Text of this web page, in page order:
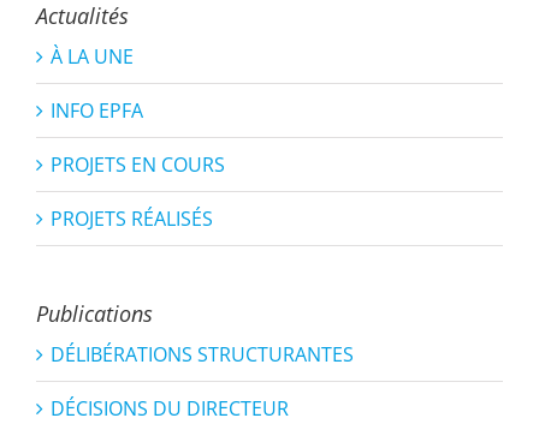
Actualités
À LA UNE
INFO EPFA
PROJETS EN COURS
PROJETS RÉALISÉS
Publications
DÉLIBÉRATIONS STRUCTURANTES
DÉCISIONS DU DIRECTEUR